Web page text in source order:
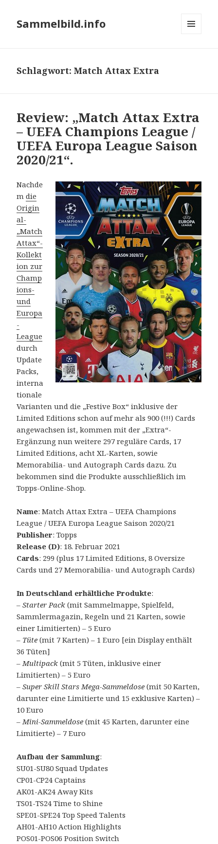
Sammelbild.info
Schlagwort:Match Attax Extra
Review: „Match Attax Extra
– UEFA Champions League /
UEFA Europa League Saison
2020/21“.
Nachde
mdie
Origin
al-
„Match
Attax“-
Kollekt
ion zur
Champ
ions-
und
Europa
-
League
durch
Update
Packs,
interna
tionale
Varianten und die „Festive Box“ inklusive der
Limited Editions schon auf mehr als 900 (!!!) Cards
angewachsen ist, kommen mit der „Extra“-
Ergänzung nun weitere 297 reguläre Cards, 17
Limited Editions, acht XL-Karten, sowie
Memorabilia- und Autograph Cards dazu. Zu
bekommen sind die Produkte ausschließlich im
Topps-Online-Shop.
Name: Match Attax Extra – UEFA Champions
League / UEFA Europa League Saison 2020/21
Publisher: Topps
Release (D): 18. Februar 2021
Cards: 299 (plus 17 Limited Editions, 8 Oversize
Cards und 27 Memorabilia- und Autograph Cards)
In Deutschland erhältliche Produkte:
– Starter Pack (mit Sammelmappe, Spielfeld,
Sammlermagazin, Regeln und 21 Karten, sowie
einer Limitierten) – 5 Euro
– Tüte (mit 7 Karten) – 1 Euro [ein Display enthält
36 Tüten]
–Multipack (mit 5 Tüten, inklusive einer
Limitierten) – 5 Euro
– Super Skill Stars Mega-Sammeldose (mit 50 Karten,
darunter eine Limitierte und 15 exklusive Karten) –
10 Euro
–Mini-Sammeldose (mit 45 Karten, darunter eine
Limitierte) – 7 Euro
Aufbau der Sammlung:
SU01-SU80 Squad Updates
CP01-CP24 Captains
AK01-AK24 Away Kits
TS01-TS24 Time to Shine
SPE01-SPE24 Top Speed Talents
AH01-AH10 Action Highlights
POS01-POS06 Position Switch